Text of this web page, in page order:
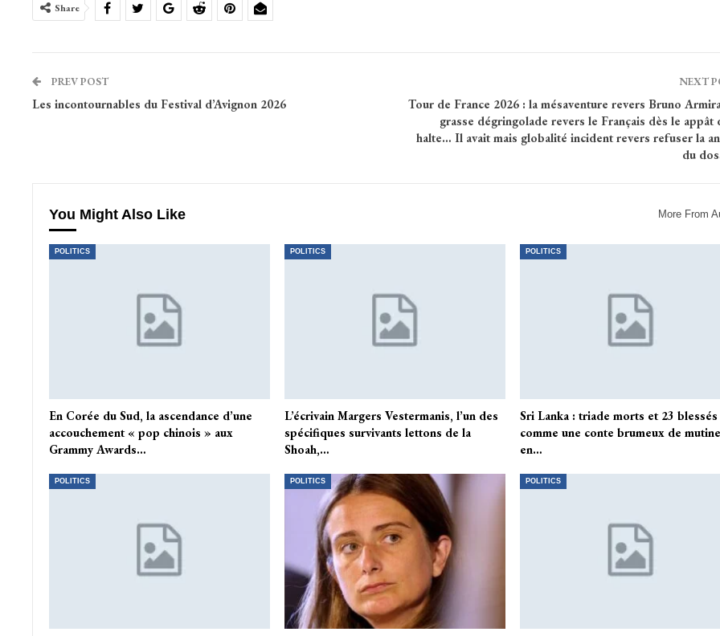
Share
PREV POST
Les incontournables du Festival d’Avignon 2026
NEXT
Tour de France 2026 : la mésaventure revers Bruno
grasse dégringolade revers le Français dès le appât
halte… Il avait mais globalité incident revers refuser la
du
You Might Also Like More From
POLITICS
En Corée du Sud, la ascendance d’une
accouchement « pop chinois » aux
Grammy Awards…
POLITICS
L’écrivain Margers Vestermanis, l’un des
spécifiques survivants lettons de la
Shoah,…
POLITICS
Sri Lanka : triade morts et 23 blessés
comme une conte brumeux de
en…
POLITICS POLITICS POLITICS